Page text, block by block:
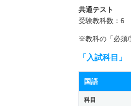
共通テスト
受験教科数：6
※教科の「必須/
「入試科目
国語
科目